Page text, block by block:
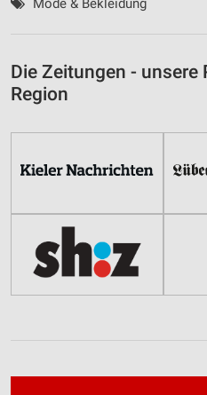
Mode & Bekleidung
Die Zeitungen - unsere
Region